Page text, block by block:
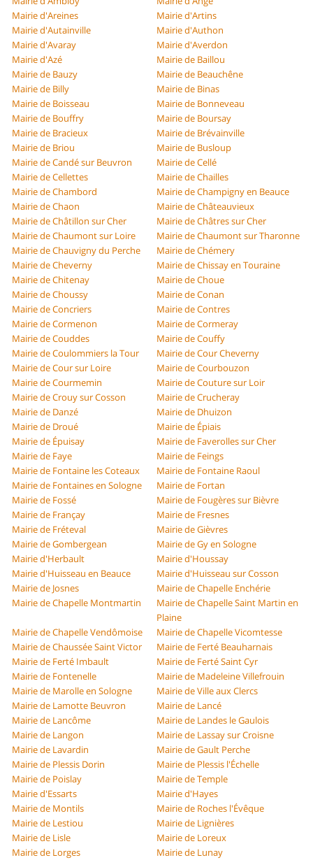
Mairie d'Areines
Mairie d'Artins
Mairie d'Autainville
Mairie d'Authon
Mairie d'Avaray
Mairie d'Averdon
Mairie d'Azé
Mairie de Baillou
Mairie de Bauzy
Mairie de Beauchêne
Mairie de Billy
Mairie de Binas
Mairie de Boisseau
Mairie de Bonneveau
Mairie de Bouffry
Mairie de Boursay
Mairie de Bracieux
Mairie de Brévainville
Mairie de Briou
Mairie de Busloup
Mairie de Candé sur Beuvron
Mairie de Cellé
Mairie de Cellettes
Mairie de Chailles
Mairie de Chambord
Mairie de Champigny en Beauce
Mairie de Chaon
Mairie de Châteauvieux
Mairie de Châtillon sur Cher
Mairie de Châtres sur Cher
Mairie de Chaumont sur Loire
Mairie de Chaumont sur Tharonne
Mairie de Chauvigny du Perche
Mairie de Chémery
Mairie de Cheverny
Mairie de Chissay en Touraine
Mairie de Chitenay
Mairie de Choue
Mairie de Choussy
Mairie de Conan
Mairie de Concriers
Mairie de Contres
Mairie de Cormenon
Mairie de Cormeray
Mairie de Couddes
Mairie de Couffy
Mairie de Coulommiers la Tour
Mairie de Cour Cheverny
Mairie de Cour sur Loire
Mairie de Courbouzon
Mairie de Courmemin
Mairie de Couture sur Loir
Mairie de Crouy sur Cosson
Mairie de Crucheray
Mairie de Danzé
Mairie de Dhuizon
Mairie de Droué
Mairie de Épiais
Mairie de Épuisay
Mairie de Faverolles sur Cher
Mairie de Faye
Mairie de Feings
Mairie de Fontaine les Coteaux
Mairie de Fontaine Raoul
Mairie de Fontaines en Sologne
Mairie de Fortan
Mairie de Fossé
Mairie de Fougères sur Bièvre
Mairie de Françay
Mairie de Fresnes
Mairie de Fréteval
Mairie de Gièvres
Mairie de Gombergean
Mairie de Gy en Sologne
Mairie d'Herbault
Mairie d'Houssay
Mairie d'Huisseau en Beauce
Mairie d'Huisseau sur Cosson
Mairie de Josnes
Mairie de Chapelle Enchérie
Mairie de Chapelle Montmartin
Mairie de Chapelle Saint Martin en
Plaine
Mairie de Chapelle Vendômoise
Mairie de Chapelle Vicomtesse
Mairie de Chaussée Saint Victor
Mairie de Ferté Beauharnais
Mairie de Ferté Imbault
Mairie de Ferté Saint Cyr
Mairie de Fontenelle
Mairie de Madeleine Villefrouin
Mairie de Marolle en Sologne
Mairie de Ville aux Clercs
Mairie de Lamotte Beuvron
Mairie de Lancé
Mairie de Lancôme
Mairie de Landes le Gaulois
Mairie de Langon
Mairie de Lassay sur Croisne
Mairie de Lavardin
Mairie de Gault Perche
Mairie de Plessis Dorin
Mairie de Plessis l'Échelle
Mairie de Poislay
Mairie de Temple
Mairie d'Essarts
Mairie d'Hayes
Mairie de Montils
Mairie de Roches l'Évêque
Mairie de Lestiou
Mairie de Lignières
Mairie de Lisle
Mairie de Loreux
Mairie de Lorges
Mairie de Lunay